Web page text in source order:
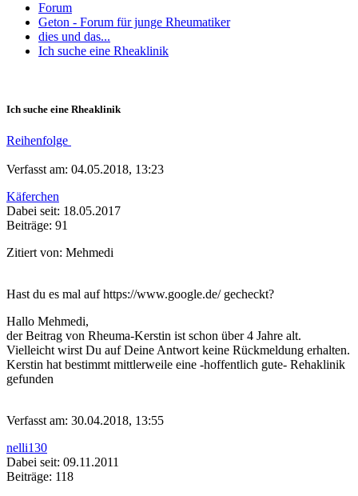
Forum
Geton - Forum für junge Rheumatiker
dies und das...
Ich suche eine Rheaklinik
Ich suche eine Rheaklinik
Reihenfolge
Verfasst am: 04.05.2018, 13:23
Käferchen
Dabei seit: 18.05.2017
Beiträge: 91
Zitiert von: Mehmedi
Hast du es mal auf https://www.google.de/ gecheckt?
Hallo Mehmedi,
der Beitrag von Rheuma-Kerstin ist schon über 4 Jahre alt.
Vielleicht wirst Du auf Deine Antwort keine Rückmeldung erhalten.
Kerstin hat bestimmt mittlerweile eine -hoffentlich gute- Rehaklinik
gefunden
Verfasst am: 30.04.2018, 13:55
nelli130
Dabei seit: 09.11.2011
Beiträge: 118